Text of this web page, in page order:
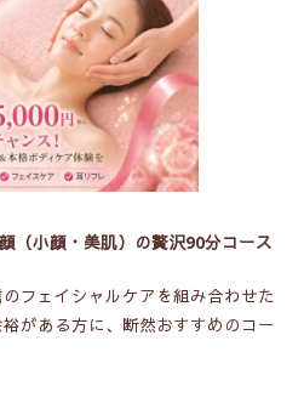
（小顔・美肌）の贅沢90分コース
フェイシャルケアを組み合わせた
がある方に、断然おすすめのコー